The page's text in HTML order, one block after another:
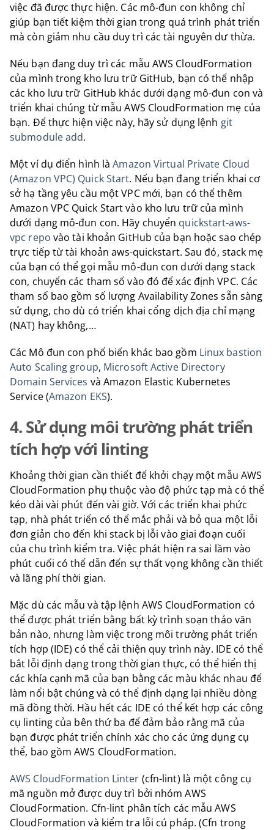
việc đã được thực hiện. Các mô-đun con không chỉ
giúp bạn tiết kiệm thời gian trong quá trình phát triển
mà còn giảm nhu cầu duy trì các tài nguyên dư thừa.
Nếu bạn đang duy trì các mẫu AWS CloudFormation
của mình trong kho lưu trữ GitHub, bạn có thể nhập
các kho lưu trữ GitHub khác dưới dạng mô-đun con và
triển khai chúng từ mẫu AWS CloudFormation mẹ của
bạn. Để thực hiện việc này, hãy sử dụng lệnh git
submodule add.
Một ví dụ điển hình làAmazon Virtual Private Cloud
(Amazon VPC) Quick Start. Nếu bạn đang triển khai cơ
sở hạ tầng yêu cầu một VPC mới, bạn có thể thêm
Amazon VPC Quick Start vào kho lưu trữ của mình
dưới dạng mô-đun con. Hãy chuyển quickstart-aws-
vpc repo vào tài khoản GitHub của bạn hoặc sao chép
trực tiếp từ tài khoản aws-quickstart. Sau đó, stack mẹ
của bạn có thể gọi mẫu mô-đun con dưới dạng stack
con, chuyển các tham số vào đó để xác định VPC. Các
tham số bao gồm số lượng Availability Zones sẵn sàng
sử dụng, cho dù có triển khai cổng dịch địa chỉ mạng
(NAT) hay không,…
Các Mô đun con phổ biến khác bao gồm Linux bastion
Auto Scaling group, Microsoft Active Directory
Domain Services và Amazon Elastic Kubernetes
Service (Amazon EKS).
4. Sử dụng môi trường phát triển
tích hợp với linting
Khoảng thời gian cần thiết để khởi chạy một mẫu AWS
CloudFormation phụ thuộc vào độ phức tạp mà có thể
kéo dài vài phút đến vài giờ. Với các triển khai phức
tạp, nhà phát triển có thể mắc phải và bỏ qua một lỗi
đơn giản cho đến khi stack bị lỗi vào giai đoạn cuối
của chu trình kiểm tra. Việc phát hiện ra sai lầm vào
phút cuối có thể dẫn đến sự thất vọng không cần thiết
và lãng phí thời gian.
Mặc dù các mẫu và tập lệnh AWS CloudFormation có
thể được phát triển bằng bất kỳ trình soạn thảo văn
bản nào, nhưng làm việc trong môi trường phát triển
tích hợp (IDE) có thể cải thiện quy trình này. IDE có thể
bắt lỗi định dạng trong thời gian thực, có thể hiển thị
các khía cạnh mã của bạn bằng các màu khác nhau để
làm nổi bật chúng và có thể định dạng lại nhiều dòng
mã đồng thời. Hầu hết các IDE có thể kết hợp các công
cụ linting của bên thứ ba để đảm bảo rằng mã của
bạn được phát triển chính xác cho các ứng dụng cụ
thể, bao gồm AWS CloudFormation.
AWS CloudFormation Linter (cfn-lint) là một công cụ
mã nguồn mở được duy trì bởi nhóm AWS
CloudFormation. Cfn-lint phân tích các mẫu AWS
CloudFormation và kiểm tra lỗi cú pháp. (Cfn trong